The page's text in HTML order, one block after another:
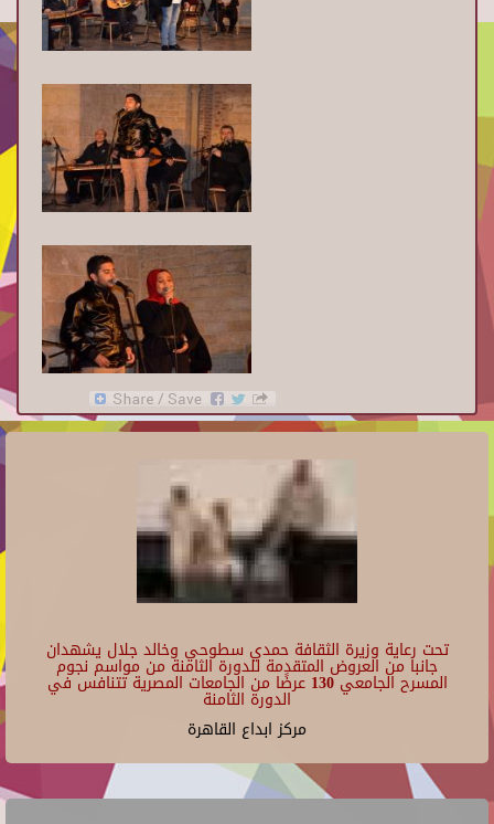
تحت رعاية وزيرة الثقافة حمدي سطوحي وخالد جلال يشهدان
جانبا من العروض المتقدمة للدورة الثامنة من مواسم نجوم
المسرح الجامعي 130 عرضًا من الجامعات المصرية تتنافس في
الدورة الثامنة
مركز ابداع القاهرة